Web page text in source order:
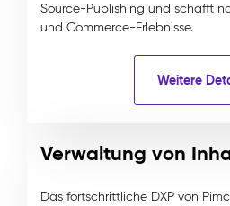
Source-Publishing und schafft
und Commerce-Erlebnisse.
Weitere
Verwaltung von
Das fortschrittliche DXP von